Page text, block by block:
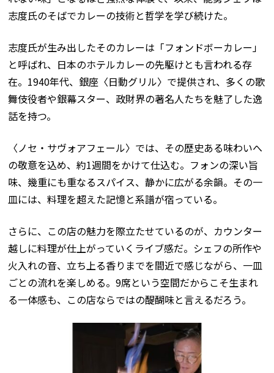
志度氏のそばでカレーの技術と哲学を学び続けた。
志度氏が生み出したそのカレーは「フォンドボーカレー」
と呼ばれ、日本のホテルカレーの先駆けとも言われる存
在。1940年代、銀座〈日動グリル〉で提供され、多くの歌
舞伎役者や銀幕スター、政財界の著名人たちを魅了した逸
話を持つ。
〈ノセ・サヴォアフェール〉では、その歴史ある味わいへ
の敬意を込め、約1週間をかけて仕込む。フォンの深い旨
味、幾重にも重なるスパイス、静かに広がる余韻。その一
皿には、料理を超えた記憶と系譜が宿っている。
さらに、この店の魅力を際立たせているのが、カウンター
越しに料理が仕上がっていくライブ感だ。シェフの所作や
火入れの音、立ち上る香りまでを間近で感じながら、一皿
ごとの流れを楽しめる。9席という空間だからこそ生まれ
る一体感も、この店ならではの醍醐味と言えるだろう。